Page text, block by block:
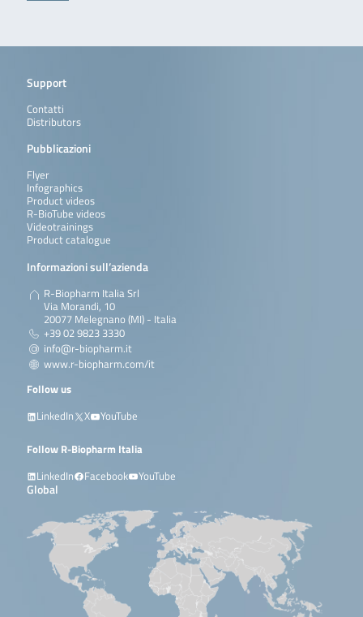
Support
Contatti
Distributors
Pubblicazioni
Flyer
Infographics
Product videos
R-BioTube videos
Videotrainings
Product catalogue
Informazioni sull’azienda
R-Biopharm Italia Srl
Via Morandi, 10
20077 Melegnano (MI) - Italia
+39 02 9823 3330
info@r-biopharm.it
www.r-biopharm.com/it
Follow us
LinkedIn
X YouTube
Follow R-Biopharm Italia
LinkedIn
Facebook YouTube
Global